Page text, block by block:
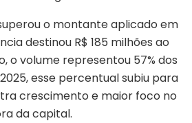
o montante aplicado em
destinou R$ 185 milhões ao
o volume representou 57% dos
esse percentual subiu para
crescimento e maior foco no
da capital.